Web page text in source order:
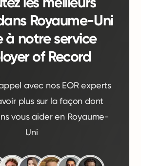
Royaume-Uni
à notre service
of Record
avec nos EOR experts
plus sur la façon dont
vous aider en Royaume-
Uni